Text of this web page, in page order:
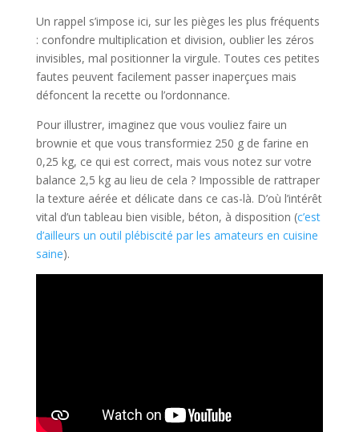
Un rappel s’impose ici, sur les pièges les plus fréquents
: confondre multiplication et division, oublier les zéros
invisibles, mal positionner la virgule. Toutes ces petites
fautes peuvent facilement passer inaperçues mais
défoncent la recette ou l’ordonnance.
Pour illustrer, imaginez que vous vouliez faire un
brownie et que vous transformiez 250 g de farine en
0,25 kg, ce qui est correct, mais vous notez sur votre
balance 2,5 kg au lieu de cela ? Impossible de rattraper
la texture aérée et délicate dans ce cas-là. D’où l’intérêt
vital d’un tableau bien visible, béton, à disposition (c’est
d’ailleurs un outil plébiscité par les amateurs en cuisine
saine).